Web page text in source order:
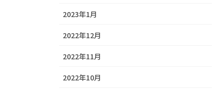
2023年1月
2022年12月
2022年11月
2022年10月